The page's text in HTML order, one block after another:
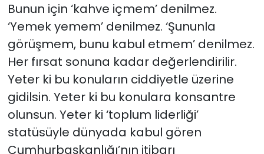
Bunun için ‘kahve içmem’ denilmez.
‘Yemek yemem’ denilmez. ‘Şununla
görüşmem, bunu kabul etmem’ denilmez.
Her fırsat sonuna kadar değerlendirilir.
Yeter ki bu konuların ciddiyetle üzerine
gidilsin. Yeter ki bu konulara konsantre
olunsun. Yeter ki ‘toplum liderliği’
statüsüyle dünyada kabul gören
Cumhurbaşkanlığı’nın itibarı